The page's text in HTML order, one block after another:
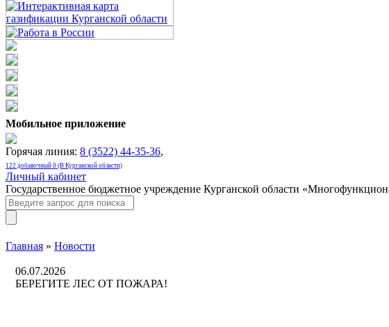
Мобильное приложение
Горячая линия: 8 (3522) 44-35-36,
122 добавочный 0 (В Курганской области)
Личный кабинет
Государственное бюджетное учреждение Курганской области
Главная » Новости
06.07.2026
БЕРЕГИТЕ ЛЕС ОТ ПОЖАРА!